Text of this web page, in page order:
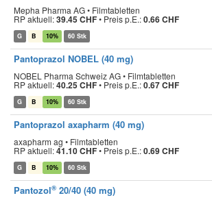
Mepha Pharma AG • Filmtabletten
RP aktuell:39.45 CHF• Preis p.E.:0.66 CHF
G B 10% 60 Stk
Pantoprazol NOBEL (40 mg)
NOBEL Pharma Schweiz AG • Filmtabletten
RP aktuell:40.25 CHF• Preis p.E.:0.67 CHF
G B 10% 60 Stk
Pantoprazol axapharm (40 mg)
axapharm ag • Filmtabletten
RP aktuell:41.10 CHF• Preis p.E.:0.69 CHF
G B 10% 60 Stk
Pantozol® 20/40 (40 mg)